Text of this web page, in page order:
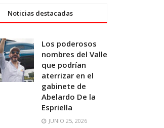
Noticias destacadas
Los poderosos
nombres del Valle
que podrían
aterrizar en el
gabinete de
Abelardo De la
Espriella
JUNIO 25, 2026